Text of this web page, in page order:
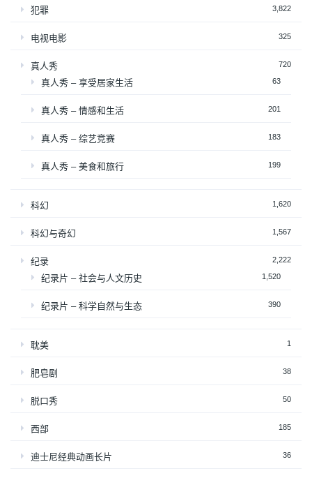
犯罪 3,822
电视电影 325
真人秀 720
真人秀 – 享受居家生活 63
真人秀 – 情感和生活 201
真人秀 – 综艺竞赛 183
真人秀 – 美食和旅行 199
科幻 1,620
科幻与奇幻 1,567
纪录 2,222
纪录片 – 社会与人文历史 1,520
纪录片 – 科学自然与生态 390
耽美 1
肥皂剧 38
脱口秀 50
西部 185
迪士尼经典动画长片 36